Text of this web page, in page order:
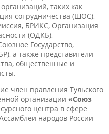
таких как
сотрудничества (ШОС),
БРИКС, Организация
(ОДКБ),
Государство,
а также представители
общественные и
член правления Тульского
организации «Союз
центра в сфере
народов России